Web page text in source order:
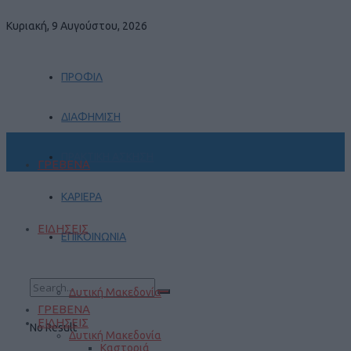
Κυριακή, 9 Αυγούστου, 2026
ΠΡΟΦΙΛ
ΔΙΑΦΗΜΙΣΗ
ΚΑΡΙΕΡΑ
ΕΠΙΚΟΙΝΩΝΙΑ
No Result
ΓΡΕΒΕΝΑ
ΕΙΔΗΣΕΙΣ
Δυτική Μακεδονία
ΓΡΕΒΕΝΑ
ΕΙΔΗΣΕΙΣ
Δυτική Μακεδονία
Καστοριά